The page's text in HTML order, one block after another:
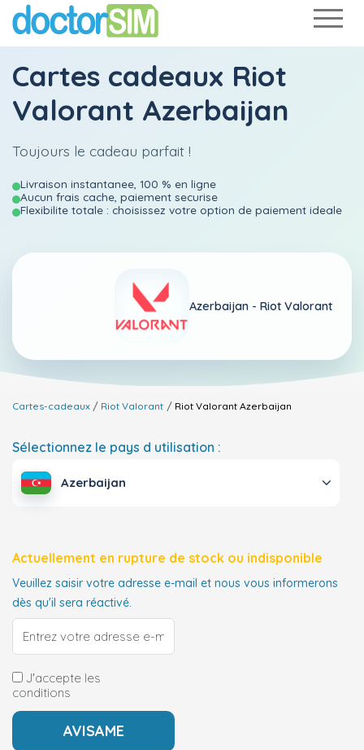
Cartes cadeaux Riot
Valorant Azerbaijan
Toujours le cadeau parfait !
Livraison instantanee, 100 % en ligne
Aucun frais cache, paiement securise
Flexibilite totale : choisissez votre option de paiement ideale
Azerbaijan - Riot Valorant
Cartes-cadeaux Riot Valorant Riot Valorant Azerbaijan
Sélectionnez le pays d utilisation :
Azerbaijan
Actuellement en rupture de stock ou indisponible
Veuillez saisir votre adresse e-mail et nous vous informerons
dès qu'il sera réactivé.
J'accepte les
conditions